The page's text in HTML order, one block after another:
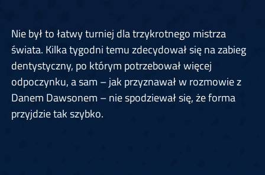
Nie był to łatwy turniej dla trzykrotnego mistrza
świata. Kilka tygodni temu zdecydował się na zabieg
dentystyczny, po którym potrzebował więcej
odpoczynku, a sam – jak przyznawał w rozmowie z
Danem Dawsonem – nie spodziewał się, że forma
przyjdzie tak szybko.